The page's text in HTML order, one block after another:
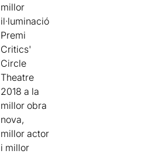
millor
il·luminació
Premi
Critics'
Circle
Theatre
2018 a la
millor obra
nova,
millor actor
i millor